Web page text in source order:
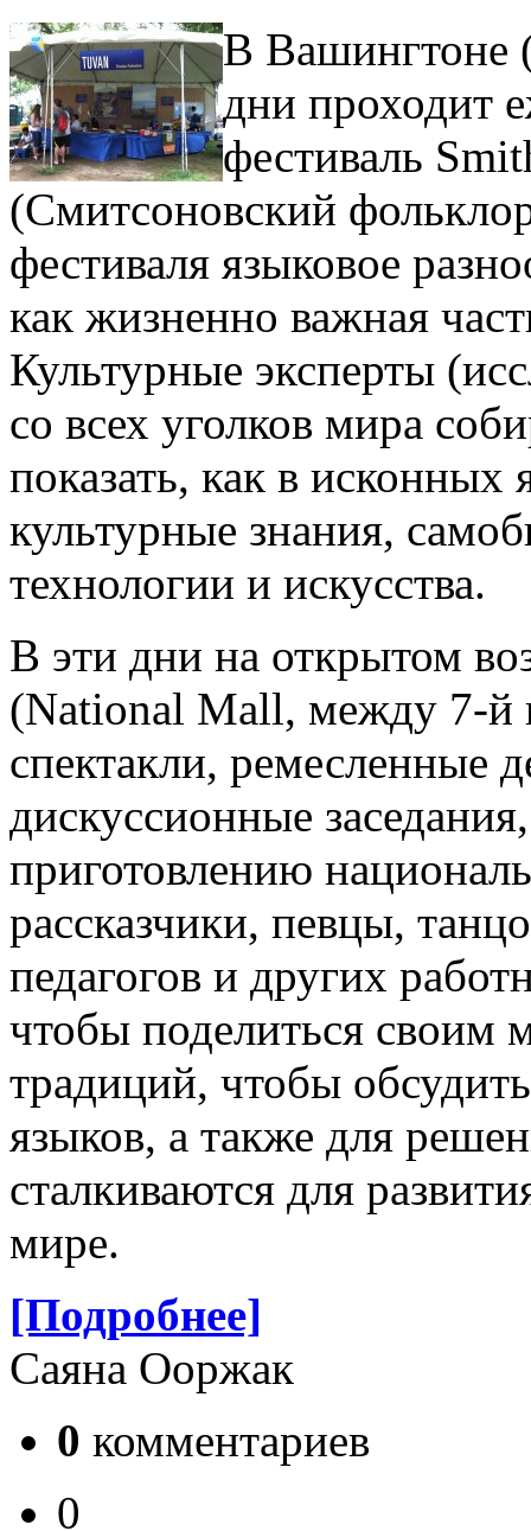
В Вашингтоне
дни проходит
фестиваль
(Смитсоновский
фестиваля языковое
как жизненно важная
Культурные эксперты
со всех уголков мира
показать, как в
культурные знания,
технологии и искусства.
В эти дни на открытом
(National Mall, между 7-й
спектакли, ремесленные
дискуссионные
приготовлению
рассказчики, певцы,
педагогов и других
чтобы поделиться своим
традиций, чтобы
языков, а также для
сталкиваются для
мире.
[Подробнее]
Саяна Ооржак
0 комментариев
0